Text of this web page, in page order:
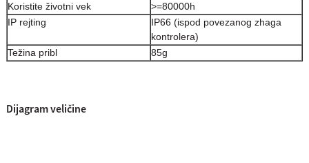
Koristite životni vek
>=80000h
IP rejting
IP66 (ispod povezanog zhaga
kontrolera)
Težina pribl
85g
Dijagram veličine